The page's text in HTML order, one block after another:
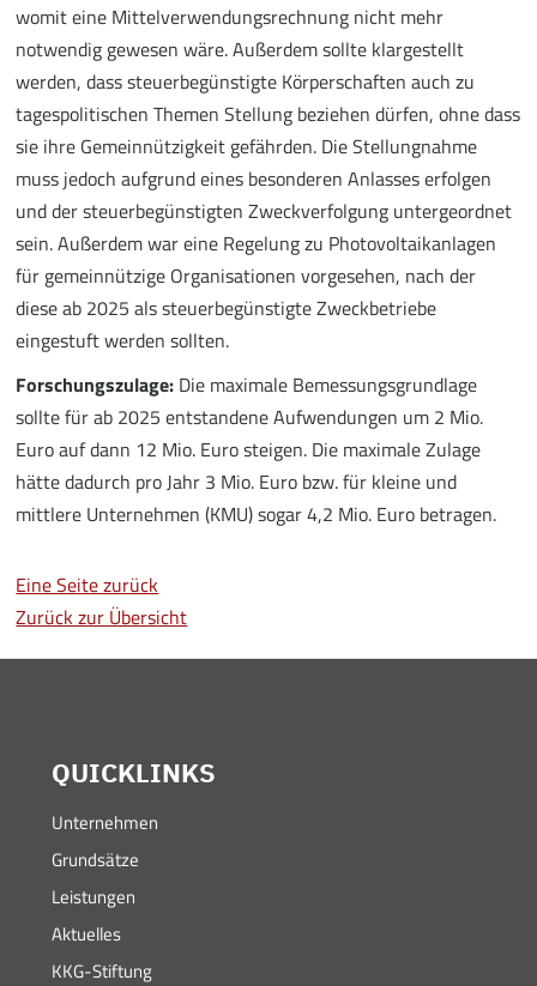
womit eine Mittelverwendungsrechnung nicht mehr
notwendig gewesen wäre. Außerdem sollte klargestellt
werden, dass steuerbegünstigte Körperschaften auch zu
tagespolitischen Themen Stellung beziehen dürfen, ohne dass
sie ihre Gemeinnützigkeit gefährden. Die Stellungnahme
muss jedoch aufgrund eines besonderen Anlasses erfolgen
und der steuerbegünstigten Zweckverfolgung untergeordnet
sein. Außerdem war eine Regelung zu Photovoltaikanlagen
für gemeinnützige Organisationen vorgesehen, nach der
diese ab 2025 als steuerbegünstigte Zweckbetriebe
eingestuft werden sollten.
Forschungszulage: Die maximale Bemessungsgrundlage
sollte für ab 2025 entstandene Aufwendungen um 2 Mio.
Euro auf dann 12 Mio. Euro steigen. Die maximale Zulage
hätte dadurch pro Jahr 3 Mio. Euro bzw. für kleine und
mittlere Unternehmen (KMU) sogar 4,2 Mio. Euro betragen.
Eine Seite zurück
Zurück zur Übersicht
QUICKLINKS
Unternehmen
Grundsätze
Leistungen
Aktuelles
KKG-Stiftung